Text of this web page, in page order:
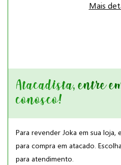
Mais
Atacadista, entre
conosco!
Para revender Joka em sua
para compra em atacado.
para atendimento.